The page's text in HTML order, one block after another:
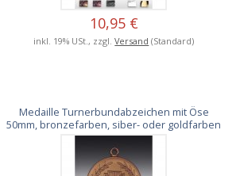
10,95 €
inkl. 19% USt., zzgl.Versand (Standard)
Medaille Turnerbundabzeichen mit Öse
50mm, bronzefarben, siber- oder goldfarben